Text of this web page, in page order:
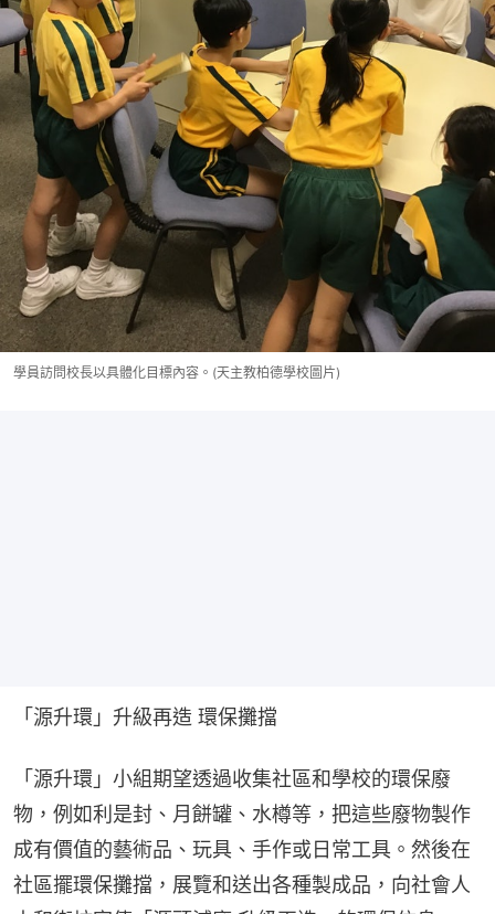
學員訪問校長以具體化目標內容。(天主教柏德學校圖片)
「源升環」升級再造 環保攤擋
「源升環」小組期望透過收集社區和學校的環保廢
物，例如利是封、月餅罐、水樽等，把這些廢物製作
成有價值的藝術品、玩具、手作或日常工具。然後在
社區擺環保攤擋，展覽和送出各種製成品，向社會人